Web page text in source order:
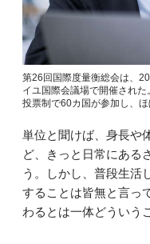
第26回国際度量衡総会は、
イユ国際会議場で開催され
投票制で60カ国が参加し、
単位と聞けば、身長や
ど、きっと日常にある
う。しかし、普段生活
することは皆無と言っ
わるとは一体どういう